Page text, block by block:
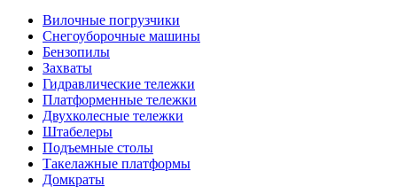
Вилочные погрузчики
Снегоуборочные машины
Бензопилы
Захваты
Гидравлические тележки
Платформенные тележки
Двухколесные тележки
Штабелеры
Подъемные столы
Такелажные платформы
Домкраты